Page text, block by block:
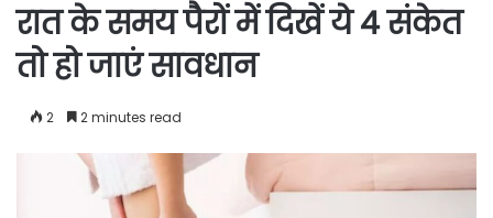
रात के समय पैरों में दिखें ये 4 संकेत
तो हो जाएं सावधान
2 2 minutes read